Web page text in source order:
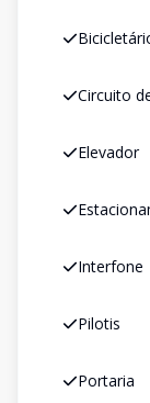
Circuito
Elevador
Interfone
Pilotis
Portaria